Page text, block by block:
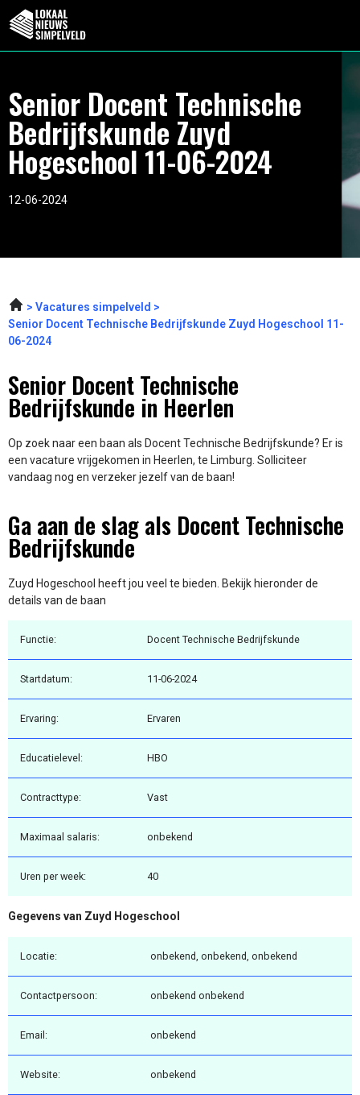
Senior Docent Technische
Bedrijfskunde Zuyd
Hogeschool 11-06-2024
12-06-2024
Vacatures simpelveld
Senior Docent Technische Bedrijfskunde Zuyd Hogeschool 11-
06-2024
Senior Docent Technische
Bedrijfskunde in Heerlen
Op zoek naar een baan als Docent Technische Bedrijfskunde? Er is
een vacature vrijgekomen in Heerlen, te Limburg. Solliciteer
vandaag nog en verzeker jezelf van de baan!
Ga aan de slag als Docent Technische
Bedrijfskunde
Zuyd Hogeschool heeft jou veel te bieden. Bekijk hieronder de
details van de baan
Functie: Docent Technische Bedrijfskunde
Startdatum: 11-06-2024
Ervaring: Ervaren
Educatielevel: HBO
Contracttype: Vast
Maximaal salaris: onbekend
Uren per week: 40
Gegevens van Zuyd Hogeschool
Locatie: onbekend, onbekend, onbekend
Contactpersoon: onbekend onbekend
Email: onbekend
Website: onbekend